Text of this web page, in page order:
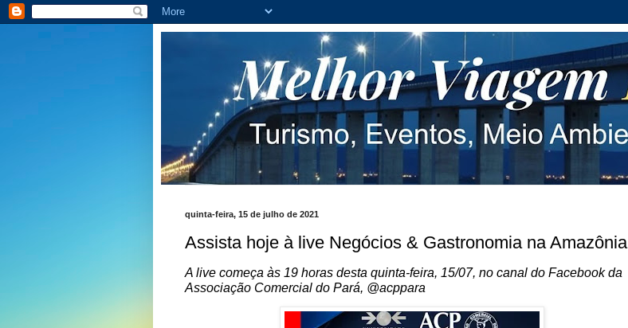
quinta-feira, 15 de julho de 2021
Assista hoje à live Negócios & Gastronomia na Amazônia
A live começa às 19 horas desta quinta-feira, 15/07, no canal do Facebook da
Associação Comercial do Pará, @acppara